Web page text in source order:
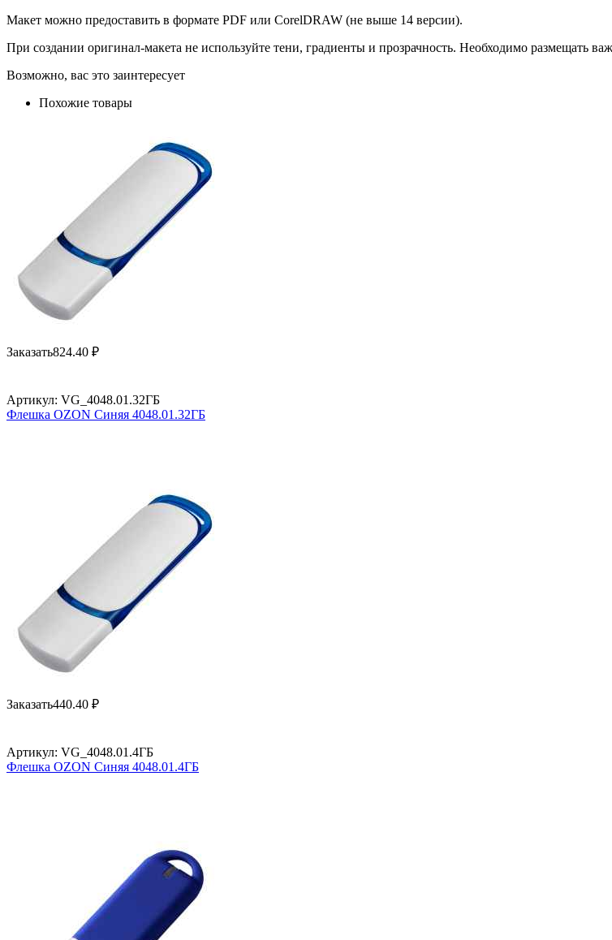
Макет можно предоставить в формате PDF или CorelDRAW (не выше 14 версии).
При создании оригинал-макета не используйте тени, градиенты и прозрачность. Необходимо размещать
Возможно, вас это заинтересует
Похожие товары
Заказать824.40 ₽
Артикул: VG_4048.01.32ГБ
Флешка OZON Синяя 4048.01.32ГБ
Заказать440.40 ₽
Артикул: VG_4048.01.4ГБ
Флешка OZON Синяя 4048.01.4ГБ